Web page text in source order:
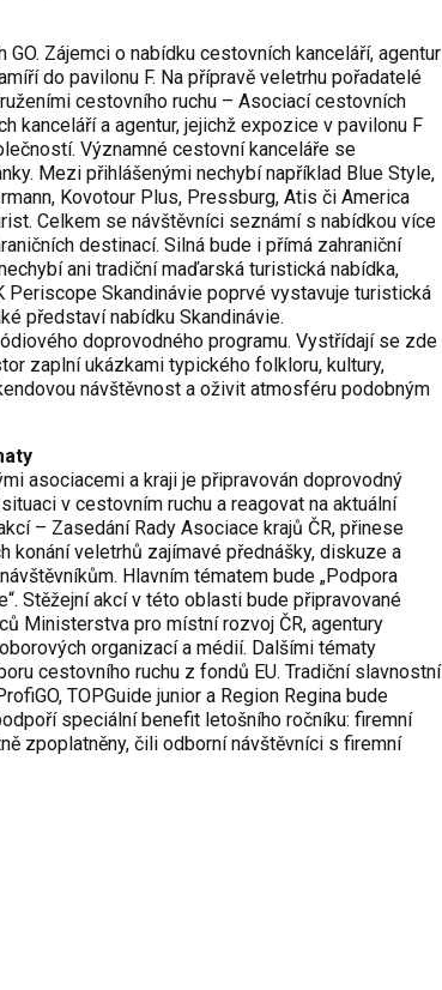
Zájemci o nabídku cestovních kanceláří, agentur
do pavilonu F. Na přípravě veletrhu pořadatelé
cestovního ruchu – Asociací cestovních
kanceláří a agentur, jejichž expozice v pavilonu F
Významné cestovní kanceláře se
Mezi přihlášenými nechybí například Blue Style,
Kovotour Plus, Pressburg, Atis či America
Celkem se návštěvníci seznámí s nabídkou více
destinací. Silná bude i přímá zahraniční
ani tradiční maďarská turistická nabídka,
Skandinávie poprvé vystavuje turistická
představí nabídku Skandinávie.
doprovodného programu. Vystřídají se zde
zaplní ukázkami typického folkloru, kultury,
návštěvnost a oživit atmosféru podobným
asociacemi a kraji je připravován doprovodný
v cestovním ruchu a reagovat na aktuální
– Zasedání Rady Asociace krajů ČR, přinese
konání veletrhů zajímavé přednášky, diskuze a
Hlavním tématem bude „Podpora
Stěžejní akcí v této oblasti bude připravované
Ministerstva pro místní rozvoj ČR, agentury
organizací a médií. Dalšími tématy
cestovního ruchu z fondů EU. Tradiční slavnostní
TOPGuide junior a Region Regina bude
speciální benefit letošního ročníku: firemní
zpoplatněny, čili odborní návštěvníci s firemní